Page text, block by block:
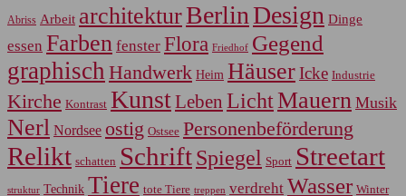
Abriss Arbeit architekturBerlin Design Dinge
essen Farben fenster Flora Friedhof Gegend
graphisch Handwerk Heim HäuserIcke Industrie
Kirche Kontrast KunstLeben LichtMauern Musik
Nerl Nordsee ostig Ostsee Personenbeförderung
Relikt schatten SchriftSpiegel Sport Streetart
struktur Technik Tiere tote Tiere treppen verdreht Wasser Winter